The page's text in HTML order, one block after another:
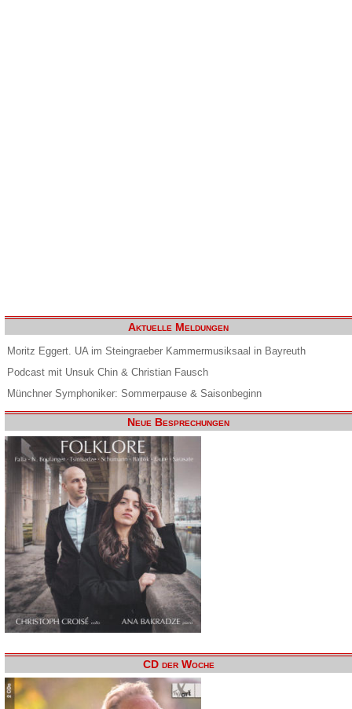
Aktuelle Meldungen
Moritz Eggert. UA im Steingraeber Kammermusiksaal in Bayreuth
Podcast mit Unsuk Chin & Christian Fausch
Münchner Symphoniker: Sommerpause & Saisonbeginn
Neue Besprechungen
CD der Woche